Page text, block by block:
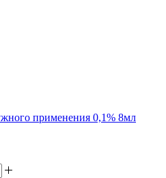
применения 0,1% 8мл